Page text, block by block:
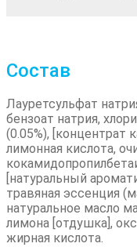
Состав
Лауретсульфат
бензоат натрия,
(0.05%), [концентрат
лимонная кислота,
[натуральный
травяная эссенция
натуральное масло
лимона [отдушка],
жирная кислота.